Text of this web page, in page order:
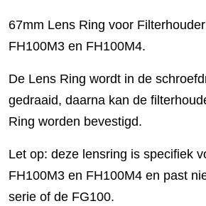
67mm Lens Ring voor
FH100M3 en FH100M4.
De Lens Ring wordt in de
gedraaid, daarna kan de
Ring worden bevestigd.
Let op: deze lensring is specifiek
FH100M3 en FH100M4 en past
serie of de FG100.